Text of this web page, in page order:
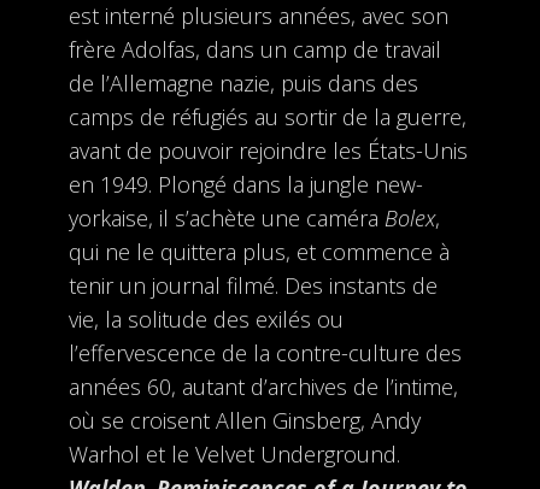
est interné plusieurs années, avec son
frère Adolfas, dans un camp de travail
de l’Allemagne nazie, puis dans des
camps de réfugiés au sortir de la guerre,
avant de pouvoir rejoindre les États-Unis
en 1949. Plongé dans la jungle new-
yorkaise, il s’achète une caméra Bolex,
qui ne le quittera plus, et commence à
tenir un journal filmé. Des instants de
vie, la solitude des exilés ou
l’effervescence de la contre-culture des
années 60, autant d’archives de l’intime,
où se croisent Allen Ginsberg, Andy
Warhol et le Velvet Underground.